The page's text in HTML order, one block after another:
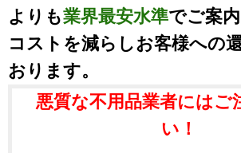
よりも業界最安水準でご案
コストを減らしお客様への
おります。
悪質な不用品業者にはご
い！